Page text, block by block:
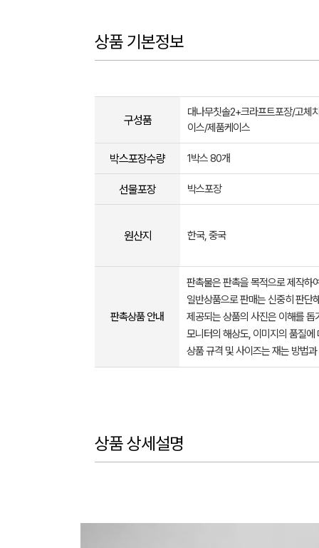
상품 기본정보
구성품
대나무칫솔2+크라프트포장/고체
이스/제품케이스
박스포장수량 1박스 80개
선물포장 박스포장
원산지 한국, 중국
판촉상품 안내
판촉물은 판촉을 목적으로 제작하
일반상품으로 판매는 신중히 판단
제공되는 상품의 사진은 이해를
모니터의 해상도, 이미지의 품질
상품 규격 및 사이즈는 재는 방법
상품 상세설명